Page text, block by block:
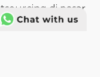
di pasar
antara